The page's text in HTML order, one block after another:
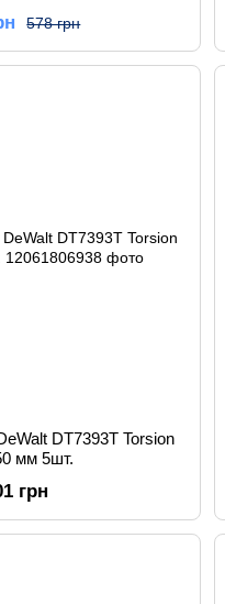
578 грн
DT7393T Torsion
мм 5шт.
грн